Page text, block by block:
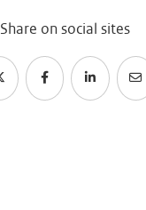
Share on social sites